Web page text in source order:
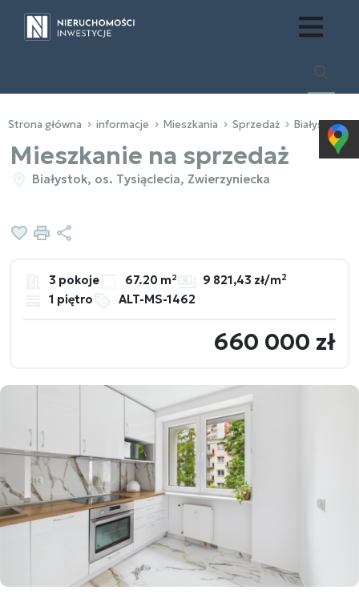
Strona główna informacje Mieszkania Sprzedaż Białystok
Mieszkanie na sprzedaż
Białystok, os. Tysiąclecia, Zwierzyniecka
Dodaj do ulubionych
Drukuj
3 pokoje 67.20 m² 9 821,43 zł/m2
1 piętro ALT-MS-1462
660 000 zł